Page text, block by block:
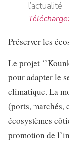
Préserver les
Le projet
pour adapter le
climatique. La
(ports, marchés,
écosystèmes
promotion de